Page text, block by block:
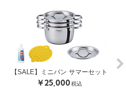
【SALE】ミニパン サマーセット
￥25,000税込